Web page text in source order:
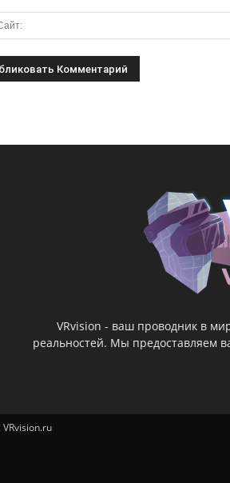
VRvision - ваш проводник в
реальностей. Мы предоставляем